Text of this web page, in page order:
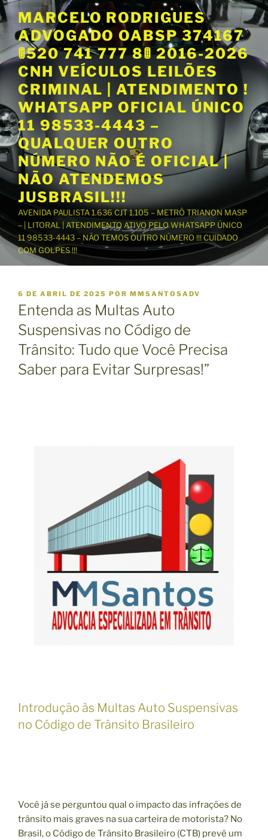
P
u
a
r
r
a
o
c
o
n
t
ú
d
MARCELO RODRIGUES
ADVOGADO OABSP 374167
🚦520 741 777 8🚦 2016-2026
CNH VEÍCULOS LEILÕES
CRIMINAL | ATENDIMENTO !
WHATSAPP OFICIAL ÚNICO
11 98533-4443 –
QUALQUER OUTRO
NÚMERO NÃO É OFICIAL |
NÃO ATENDEMOS
JUSBRASIL!!!
AVENIDA PAULISTA 1.636 CJT 1.105 – METRÔ TRIANON MASP
– | LITORAL | ATENDIMENTO ATIVO PELO WHATSAPP ÚNICO
11 98533-4443 – NÃO TEMOS OUTRO NÚMERO !!! CUIDADO
COM GOLPES !!!
P
U
B
L
I
C
A
D
6 DE ABRIL DE 2025 POR MMSANTOSADV
Entenda as Multas Auto
Suspensivas no Código de
Trânsito: Tudo que Você Precisa
Saber para Evitar Surpresas!”
Introdução às Multas Auto Suspensivas
no Código de Trânsito Brasileiro
Você já se perguntou qual o impacto das infrações de
trânsito mais graves na sua carteira de motorista? No
Brasil, o Código de Trânsito Brasileiro (CTB) prevê um